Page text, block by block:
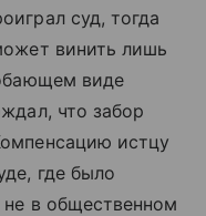
суд, тогда
винить лишь
виде
что забор
истцу
где было
не в общественном